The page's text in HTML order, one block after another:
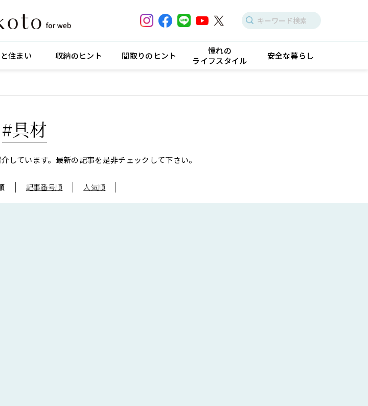
住まい 収納のヒント 間取りのヒント
憧れの
ライフスタイル
安全な暮らし
#具材
しています。 最新の記事を是非チェックして下さい。
記事番号順 人気順